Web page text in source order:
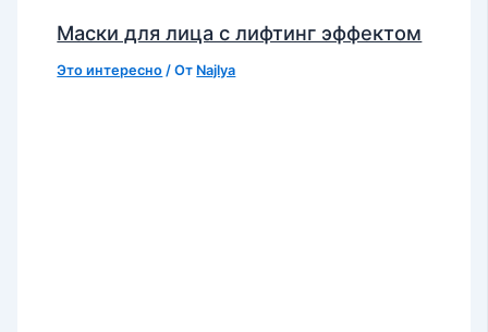
Маски для лица с лифтинг эффектом
Это интересно / От Najlya